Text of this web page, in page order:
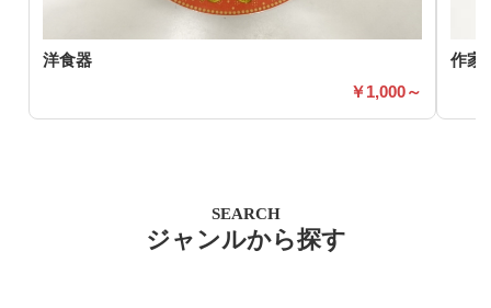
洋食器
1,000～
作家
SEARCH
ジャンルから探す